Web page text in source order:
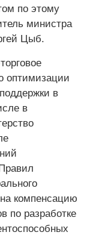
по этому
министра
Цыб.
оптимизации
в
в
компенсацию
по разработке